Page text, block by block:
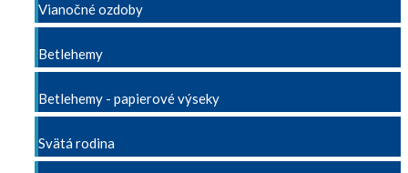
Vianočné ozdoby
Betlehemy
Betlehemy - papierové výseky
Svätá rodina